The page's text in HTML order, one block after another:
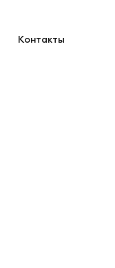
Контакты